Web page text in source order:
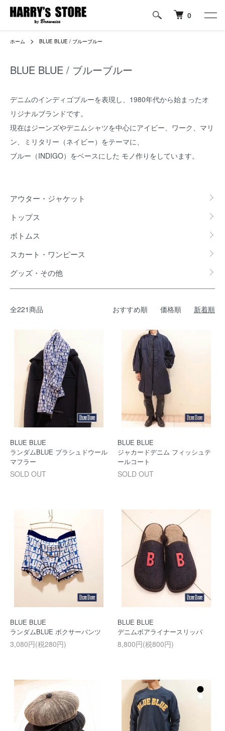
0
ホーム BLUE BLUE / ブルーブルー
BLUE BLUE / ブルーブルー
デニムのインディゴブルーを表現し、1980年代から始まったオ
リジナルブランドです。
現在はジーンズやデニムシャツを中心にアイビー、ワーク、マリ
ン、ミリタリー（ネイビー）をテーマに、
ブルー（INDIGO）をベースにした モノ作りをしています。
カテゴリー一覧
アウター・ジャケット
トップス
ボトムス
スカート・ワンピース
グッズ・その他
全221商品 おすすめ順 価格順 新着順
BLUE BLUE
ランダムBLUE ブラシュドウール
マフラー
SOLD OUT
BLUE BLUE
ジャカードデニム フィッシュテ
ールコート
SOLD OUT
BLUE BLUE
ランダムBLUE ボクサーパンツ
3,080円(税280円)
BLUE BLUE
デニムボアライナースリッパ
8,800円(税800円)